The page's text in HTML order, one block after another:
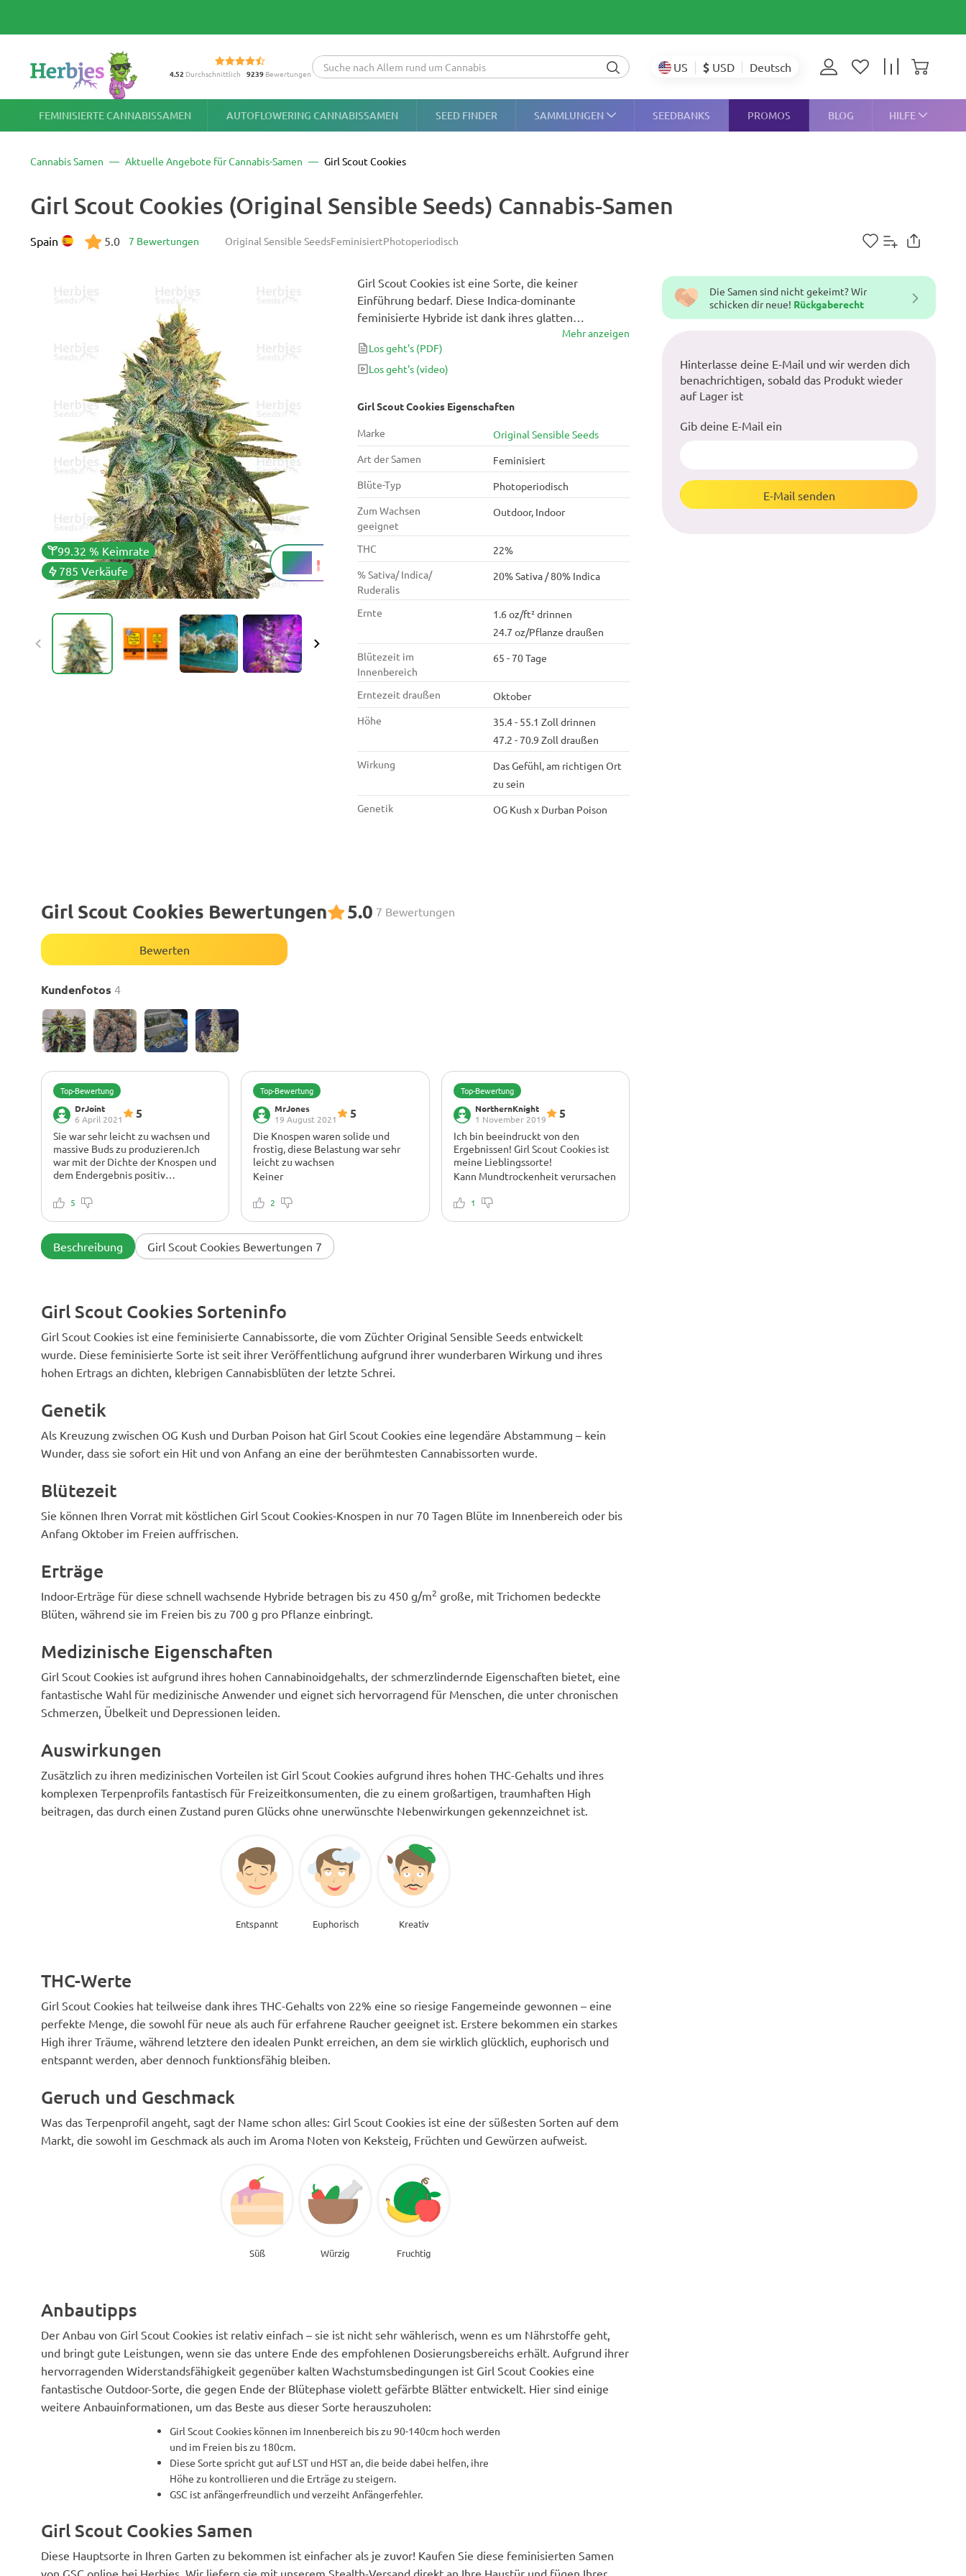
4.52 Durchschnittlich 9239Bewertungen US $ USD Deutsch
FEMINISIERTE CANNABISSAMEN AUTOFLOWERING CANNABISSAMEN SEED FINDER SAMMLUNGEN SEEDBANKS PROMOS BLOG HILFE
Cannabis Samen Aktuelle Angebote für Cannabis-Samen Girl Scout Cookies
99.32 % Keimrate
785 Verkäufe
22 %
THC
Girl Scout Cookies (Original Sensible Seeds) Cannabis-Samen
Original Sensible SeedsFeminisiertPhotoperiodisch
Spain 5.0 7 Bewertungen
Girl Scout Cookies Eigenschaften
Marke
Original Sensible Seeds
Art der Samen
Feminisiert
Blüte-Typ
Photoperiodisch
Zum Wachsen
geeignet
Outdoor, Indoor
THC
22%
% Sativa/ Indica/
Ruderalis
20% Sativa / 80% Indica
Ernte
1.6 oz/ft² drinnen
24.7 oz/Pflanze draußen
Blütezeit im
Innenbereich
65 - 70 Tage
Erntezeit draußen
Oktober
Höhe
35.4 - 55.1 Zoll drinnen
47.2 - 70.9 Zoll draußen
Wirkung
Das Gefühl, am richtigen Ort
zu sein
Genetik
OG Kush x Durban Poison
Girl Scout Cookies Bewertungen 5.0 7 Bewertungen
Bewerten
Kundenfotos 4
Top-Bewertung
DrJoint
6 April 2021
5
Sie war sehr leicht zu wachsen und
massive Buds zu produzieren.Ich
war mit der Dichte der Knospen und
dem Endergebnis positiv
Während des gesamten Zyklus war
Belastung zu wachsen. Die
Knospen, der Geruch und die
Sehr starkes Zeug mit intensivem
Körper hoch. Ich werde auf jeden
Fall diese Belastung in der Zukunft
wachsen, sie ist nicht sehr groß,
aber die Dichte der Knospen war
weit über meiner Erwartung. Ich
definitiv abends Sachen, wie sie
🍪🍪
5
Top-Bewertung
MrJones
19 August 2021
5
Die Knospen waren solide und
frostig, diese Belastung war sehr
leicht zu wachsen
Keiner
Trichomen geladen, die Terpes sind
Knospferproduktion gesehen, aber
wirklich nicht beschweren kann, der
Kuschel- und Durban-Gift, der
diesen Sieger erstellt hat, Im Rauch
raus ist es ein sehr erholsamer Hoch,
nicht ein verschlafener Hoch, aber
lächelt das Gesicht nach einem
langen harten Tag in der
dieser Belastung nicht schief
gehen!
2
Top-Bewertung
NorthernKnight
1 November 2019
5
Ich bin beeindruckt von den
Ergebnissen! Girl Scout Cookies ist
meine Lieblingssorte!
Kann Mundtrockenheit verursachen
verliebt! Ich empfehle sie sehr.
1
Beschreibung Girl Scout Cookies Bewertungen 7
Girl Scout Cookies ist eine Sorte, die keiner
Einführung bedarf. Diese Indica-dominante
feminisierte Hybride ist dank ihres glatten
Terpenprofils, ihrer wahrhaft euphorischen Wirkung
und ihrer gut verfeinerten Genetik mehrfache
Preisträgerin. Original Sensible Seeds haben mit
nur 70 Tagen Blüte bis zu 450g/m² (1.47oz/ft²)
Mehr anzeigen
Los geht's (PDF)
Los geht's (video)
Girl Scout Cookies Sorteninfo
Girl Scout Cookies ist eine feminisierte Cannabissorte, die vom Züchter Original Sensible Seeds entwickelt
wurde. Diese feminisierte Sorte ist seit ihrer Veröffentlichung aufgrund ihrer wunderbaren Wirkung und ihres
hohen Ertrags an dichten, klebrigen Cannabisblüten der letzte Schrei.
Genetik
Als Kreuzung zwischen OG Kush und Durban Poison hat Girl Scout Cookies eine legendäre Abstammung – kein
Wunder, dass sie sofort ein Hit und von Anfang an eine der berühmtesten Cannabissorten wurde.
Blütezeit
Sie können Ihren Vorrat mit köstlichen Girl Scout Cookies-Knospen in nur 70 Tagen Blüte im Innenbereich oder bis
Anfang Oktober im Freien auffrischen.
Erträge
Indoor-Erträge für diese schnell wachsende Hybride betragen bis zu 450 g/m2 große, mit Trichomen bedeckte
Blüten, während sie im Freien bis zu 700 g pro Pflanze einbringt.
Medizinische Eigenschaften
Girl Scout Cookies ist aufgrund ihres hohen Cannabinoidgehalts, der schmerzlindernde Eigenschaften bietet, eine
fantastische Wahl für medizinische Anwender und eignet sich hervorragend für Menschen, die unter chronischen
Schmerzen, Übelkeit und Depressionen leiden.
Auswirkungen
Zusätzlich zu ihren medizinischen Vorteilen ist Girl Scout Cookies aufgrund ihres hohen THC-Gehalts und ihres
komplexen Terpenprofils fantastisch für Freizeitkonsumenten, die zu einem großartigen, traumhaften High
beitragen, das durch einen Zustand puren Glücks ohne unerwünschte Nebenwirkungen gekennzeichnet ist.
Entspannt Euphorisch Kreativ
THC-Werte
Girl Scout Cookies hat teilweise dank ihres THC-Gehalts von 22% eine so riesige Fangemeinde gewonnen – eine
perfekte Menge, die sowohl für neue als auch für erfahrene Raucher geeignet ist. Erstere bekommen ein starkes
High ihrer Träume, während letztere den idealen Punkt erreichen, an dem sie wirklich glücklich, euphorisch und
entspannt werden, aber dennoch funktionsfähig bleiben.
Geruch und Geschmack
Was das Terpenprofil angeht, sagt der Name schon alles: Girl Scout Cookies ist eine der süßesten Sorten auf dem
Markt, die sowohl im Geschmack als auch im Aroma Noten von Keksteig, Früchten und Gewürzen aufweist.
Süß Würzig Fruchtig
Anbautipps
Der Anbau von Girl Scout Cookies ist relativ einfach – sie ist nicht sehr wählerisch, wenn es um Nährstoffe geht,
und bringt gute Leistungen, wenn sie das untere Ende des empfohlenen Dosierungsbereichs erhält. Aufgrund ihrer
hervorragenden Widerstandsfähigkeit gegenüber kalten Wachstumsbedingungen ist Girl Scout Cookies eine
fantastische Outdoor-Sorte, die gegen Ende der Blütephase violett gefärbte Blätter entwickelt. Hier sind einige
weitere Anbauinformationen, um das Beste aus dieser Sorte herauszuholen:
Girl Scout Cookies können im Innenbereich bis zu 90-140cm hoch werden
und im Freien bis zu 180cm.
Diese Sorte spricht gut auf LST und HST an, die beide dabei helfen, ihre
Höhe zu kontrollieren und die Erträge zu steigern.
GSC ist anfängerfreundlich und verzeiht Anfängerfehler.
Girl Scout Cookies Samen
Diese Hauptsorte in Ihren Garten zu bekommen ist einfacher als je zuvor! Kaufen Sie diese feminisierten Samen
von GSC online bei Herbies. Wir liefern sie mit unserem Stealth-Versand direkt an Ihre Haustür und fügen Ihrer
Die Samen sind nicht gekeimt? Wir
schicken dir neue! Rückgaberecht
Hinterlasse deine E-Mail und wir werden dich
benachrichtigen, sobald das Produkt wieder
auf Lager ist
Gib deine E-Mail ein
E-Mail senden